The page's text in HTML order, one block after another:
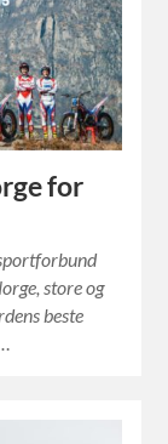
for
store og
beste